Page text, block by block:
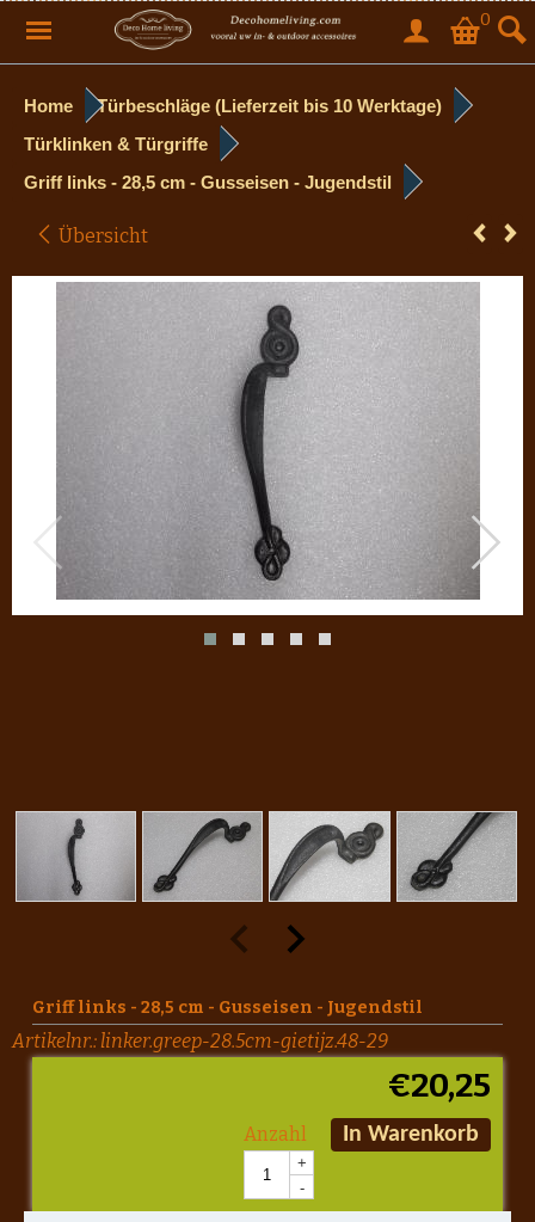
0
Home
Türbeschläge (Lieferzeit bis 10 Werktage)
Türklinken & Türgriffe
Griff links - 28,5 cm - Gusseisen - Jugendstil
Übersicht
Griff links - 28,5 cm - Gusseisen - Jugendstil
Artikelnr.:linker.greep-28.5cm-gietijz.48-29
€20,25
Anzahl
+
-
In Warenkorb